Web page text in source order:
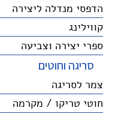
הדפסי מנדלה ליצירה
קווילינג
ספרי יצירה וצביעה
סריגה וחוטים
צמר לסריגה
חוטי טריקו / מקרמה